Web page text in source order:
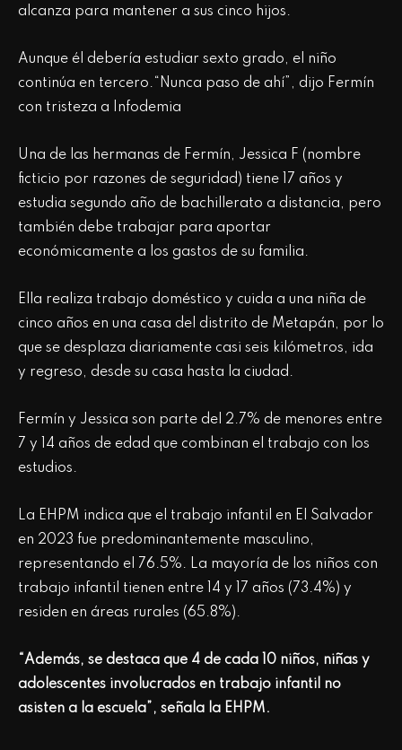
alcanza para mantener a sus cinco hijos.
Aunque él debería estudiar sexto grado, el niño
continúa en tercero.“Nunca paso de ahí”, dijo Fermín
con tristeza a Infodemia
Una de las hermanas de Fermín, Jessica F (nombre
ficticio por razones de seguridad) tiene 17 años y
estudia segundo año de bachillerato a distancia, pero
también debe trabajar para aportar
económicamente a los gastos de su familia.
Ella realiza trabajo doméstico y cuida a una niña de
cinco años en una casa del distrito de Metapán, por lo
que se desplaza diariamente casi seis kilómetros, ida
y regreso, desde su casa hasta la ciudad.
Fermín y Jessica son parte del 2.7% de menores entre
7 y 14 años de edad que combinan el trabajo con los
estudios.
La EHPM indica que el trabajo infantil en El Salvador
en 2023 fue predominantemente masculino,
representando el 76.5%. La mayoría de los niños con
trabajo infantil tienen entre 14 y 17 años (73.4%) y
residen en áreas rurales (65.8%).
“Además, se destaca que 4 de cada 10 niños, niñas y
adolescentes involucrados en trabajo infantil no
asisten a la escuela”, señala la EHPM.